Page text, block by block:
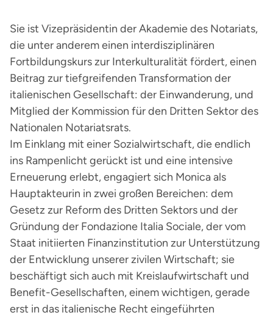
Sie ist Vizepräsidentin der Akademie des Notariats,
die unter anderem einen interdisziplinären
Fortbildungskurs zur Interkulturalität fördert, einen
Beitrag zur tiefgreifenden Transformation der
italienischen Gesellschaft: der Einwanderung, und
Mitglied der Kommission für den Dritten Sektor des
Nationalen Notariatsrats.
Im Einklang mit einer Sozialwirtschaft, die endlich
ins Rampenlicht gerückt ist und eine intensive
Erneuerung erlebt, engagiert sich Monica als
Hauptakteurin in zwei großen Bereichen: dem
Gesetz zur Reform des Dritten Sektors und der
Gründung der Fondazione Italia Sociale, der vom
Staat initiierten Finanzinstitution zur Unterstützung
der Entwicklung unserer zivilen Wirtschaft; sie
beschäftigt sich auch mit Kreislaufwirtschaft und
Benefit-Gesellschaften, einem wichtigen, gerade
erst in das italienische Recht eingeführten